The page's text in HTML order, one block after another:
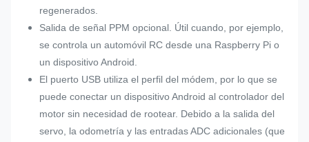
regenerados.
Salida de señal PPM opcional. Útil cuando, por ejemplo,
se controla un automóvil RC desde una Raspberry Pi o
un dispositivo Android.
El puerto USB utiliza el perfil del módem, por lo que se
puede conectar un dispositivo Android al controlador del
motor sin necesidad de rootear. Debido a la salida del
servo, la odometría y las entradas ADC adicionales (que